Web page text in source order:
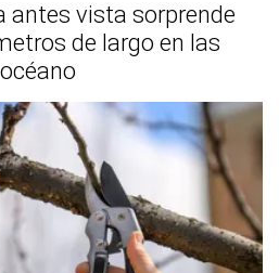
antes vista sorprende
de largo en las